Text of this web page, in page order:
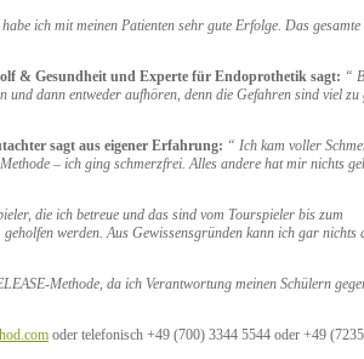
ich mit meinen Patienten sehr gute Erfolge. Das gesamte
& Gesundheit und Experte für Endoprothetik sagt: “
und dann entweder aufhören, denn die Gefahren sind viel
sagt aus eigener Erfahrung: “ Ich kam voller
– ich ging schmerzfrei. Alles andere hat mir nichts
die ich betreue und das sind vom Tourspieler bis zum
werden. Aus Gewissensgründen kann ich gar nichts
Methode, da ich Verantwortung meinen Schülern
oder telefonisch +49 (700) 3344 5544 oder +49